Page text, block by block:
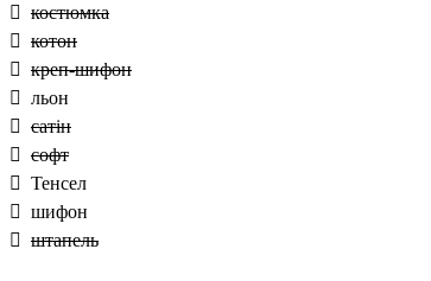
костюмка
котон
креп-шифон
льон
сатін
софт
Тенсел
шифон
штапель